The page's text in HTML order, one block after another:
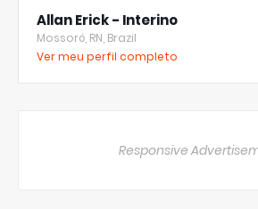
Allan Erick - Interino
Mossoró, RN, Brazil
Ver meu perfil completo
Responsive